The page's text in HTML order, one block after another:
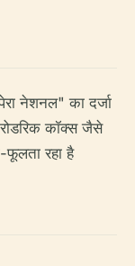
नेशनल" का दर्जा
कॉक्स जैसे
रहा है